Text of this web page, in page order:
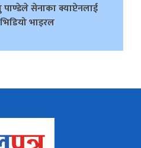
पाण्डेले सेनाका क्याप्टेनलाई
भाइरल